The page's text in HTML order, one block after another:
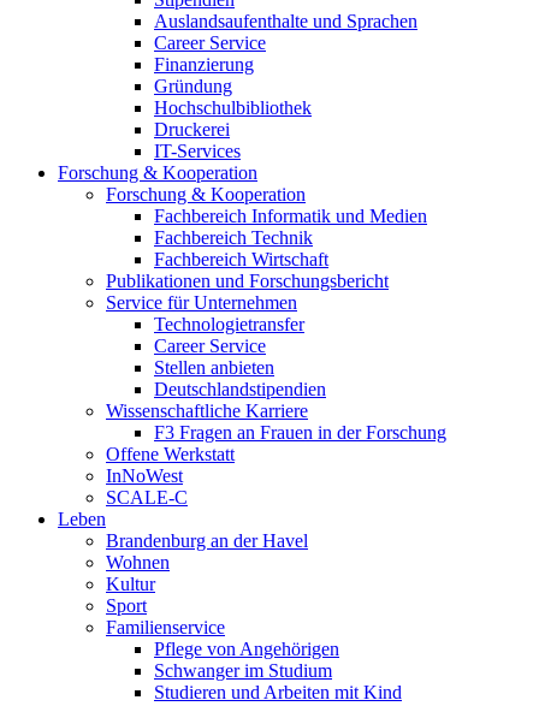
Auslandsaufenthalte und Sprachen
Career Service
Finanzierung
Gründung
Hochschulbibliothek
Druckerei
IT-Services
Forschung & Kooperation
Forschung & Kooperation
Fachbereich Informatik und Medien
Fachbereich Technik
Fachbereich Wirtschaft
Publikationen und Forschungsbericht
Service für Unternehmen
Technologietransfer
Career Service
Stellen anbieten
Deutschlandstipendien
Wissenschaftliche Karriere
F3 Fragen an Frauen in der Forschung
Offene Werkstatt
InNoWest
SCALE-C
Leben
Brandenburg an der Havel
Wohnen
Kultur
Sport
Familienservice
Pflege von Angehörigen
Schwanger im Studium
Studieren und Arbeiten mit Kind